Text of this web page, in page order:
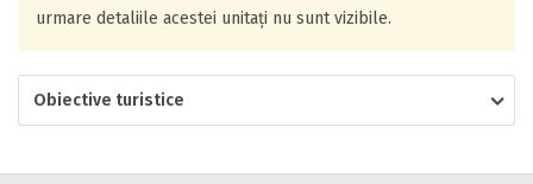
urmare detaliile acestei unitați nu sunt vizibile.
Obiective turistice